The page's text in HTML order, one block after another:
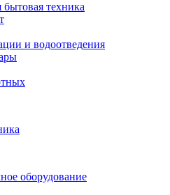
техника
и водоотведения
оборудование